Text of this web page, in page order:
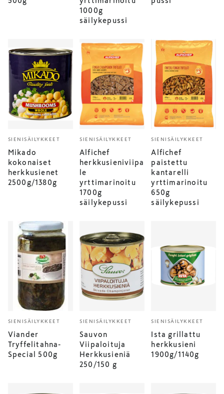
1000g
säilykepussi
SIENISÄILYKKEET
Mikado
kokonaiset
herkkusienet
2500g/1380g
SIENISÄILYKKEET
Alfichef
herkkusieniviipa
le
yrttimarinoitu
1700g
säilykepussi
SIENISÄILYKKEET
Alfichef
paistettu
kantarelli
yrttimarinoitu
650g
säilykepussi
SIENISÄILYKKEET
Viander
Tryffelitahna-
Special 500g
SIENISÄILYKKEET
Sauvon
Viipaloituja
Herkkusieniä
250/150 g
SIENISÄILYKKEET
Ista grillattu
herkkusieni
1900g/1140g